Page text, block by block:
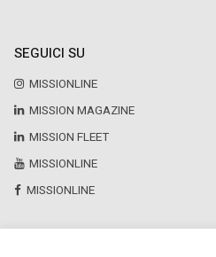
SEGUICI SU
MISSIONLINE
MISSION MAGAZINE
MISSION FLEET
MISSIONLINE
MISSIONLINE